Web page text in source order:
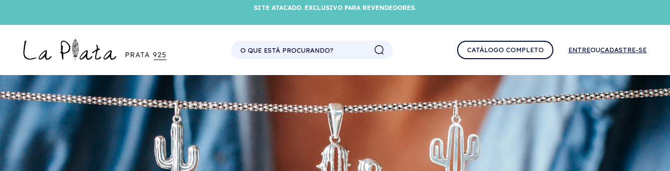
SITE ATACADO. EXCLUSIVO PARA REVENDEDORES.
CATÁLOGO COMPLETO ENTREOUCADASTRE-SE